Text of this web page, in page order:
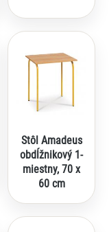
Stôl Amadeus
obdĺžnikový 1-
miestny, 70 x
60 cm